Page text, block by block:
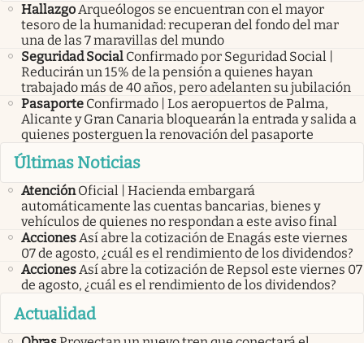
HallazgoArqueólogos se encuentran con el mayor
tesoro de la humanidad: recuperan del fondo del mar
una de las 7 maravillas del mundo
Seguridad Social Confirmado por Seguridad Social |
Reducirán un 15% de la pensión a quienes hayan
trabajado más de 40 años, pero adelanten su jubilación
Pasaporte Confirmado | Los aeropuertos de Palma,
Alicante y Gran Canaria bloquearán la entrada y salida a
quienes posterguen la renovación del pasaporte
Últimas Noticias
Atención Oficial | Hacienda embargará
automáticamente las cuentas bancarias, bienes y
vehículos de quienes no respondan a este aviso final
AccionesAsí abre la cotización de Enagás este viernes
07 de agosto, ¿cuál es el rendimiento de los dividendos?
AccionesAsí abre la cotización de Repsol este viernes 07
de agosto, ¿cuál es el rendimiento de los dividendos?
Actualidad